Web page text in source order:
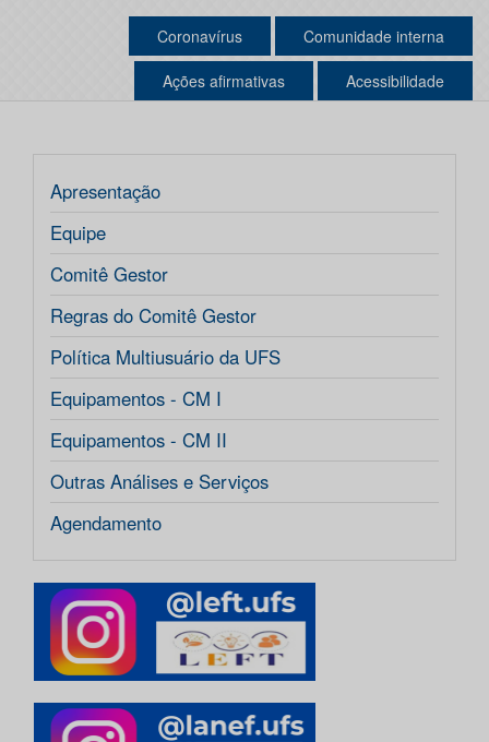
Coronavírus Comunidade interna
Ações afirmativas Acessibilidade
Apresentação
Equipe
Comitê Gestor
Regras do Comitê Gestor
Política Multiusuário da UFS
Equipamentos - CM I
Equipamentos - CM II
Outras Análises e Serviços
Agendamento